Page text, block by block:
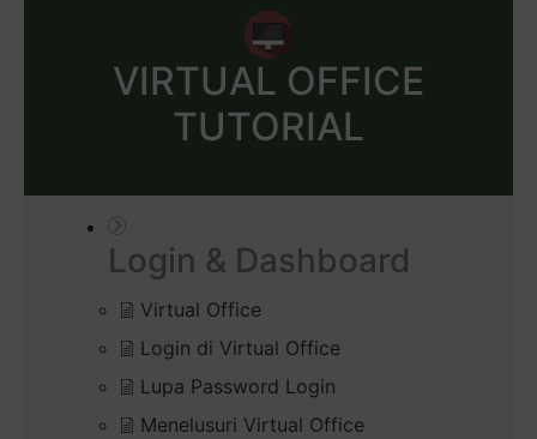
VIRTUAL OFFICE
TUTORIAL
Login & Dashboard
Virtual Office
Login di Virtual Office
Lupa Password Login
Menelusuri Virtual Office